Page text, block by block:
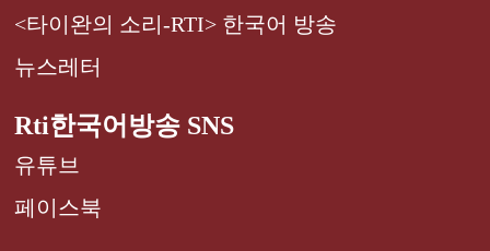
<타이완의 소리-RTI> 한국어 방송
뉴스레터
Rti한국어방송 SNS
유튜브
페이스북